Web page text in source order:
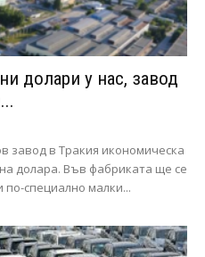
долари у нас, завод
завод в Тракия икономическа
долара. Във фабриката ще се
специално малки...